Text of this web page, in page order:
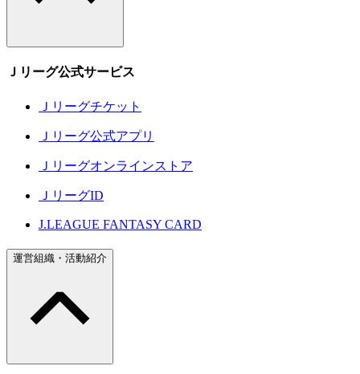
Ｊリーグ公式サービス
Ｊリーグチケット
Ｊリーグ公式アプリ
Ｊリーグオンラインストア
ＪリーグID
J.LEAGUE FANTASY CARD
運営組織・活動紹介